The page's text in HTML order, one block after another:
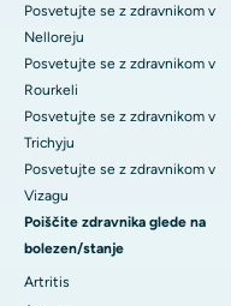
Posvetujte se z zdravnikom v
Nelloreju
Posvetujte se z zdravnikom v
Rourkeli
Posvetujte se z zdravnikom v
Trichyju
Posvetujte se z zdravnikom v
Vizagu
Poiščite zdravnika glede na
bolezen/stanje
Artritis